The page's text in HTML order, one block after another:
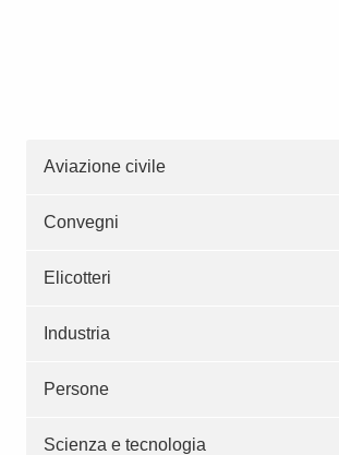
Aviazione civile
Convegni
Elicotteri
Industria
Persone
Scienza e tecnologia